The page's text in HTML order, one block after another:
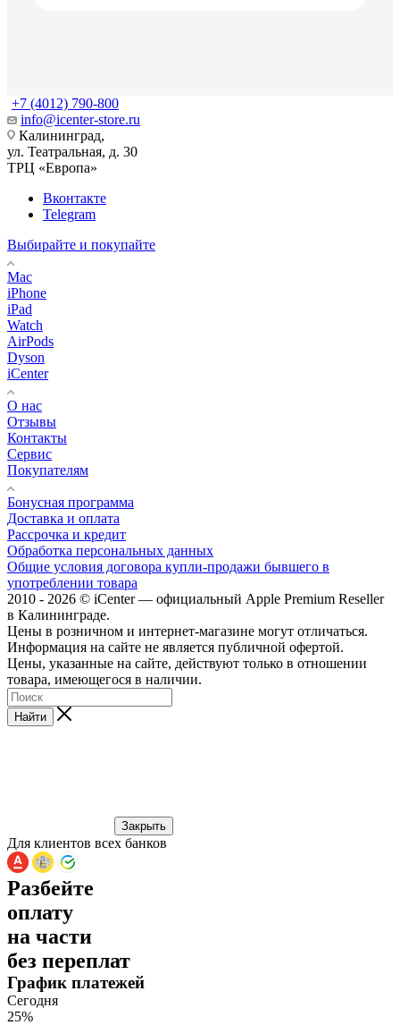
+7 (4012) 790-800
info@icenter-store.ru
Калининград,
ул. Театральная, д. 30
ТРЦ «Европа»
Вконтакте
Telegram
Выбирайте и покупайте
Mac
iPhone
iPad
Watch
AirPods
Dyson
iCenter
О нас
Отзывы
Контакты
Сервис
Покупателям
Бонусная программа
Доставка и оплата
Рассрочка и кредит
Обработка персональных данных
Общие условия договора купли-продажи бывшего в
употреблении товара
2010 - 2026 © iCenter — официальный Apple Premium Reseller
в Калининграде.
Цены в розничном и интернет-магазине могут отличаться.
Информация на сайте не является публичной офертой.
Цены, указанные на сайте, действуют только в отношении
товара, имеющегося в наличии.
Найти
Закрыть
Для клиентов всех банков
Разбейте
оплату
на части
без переплат
График платежей
Сегодня
25%